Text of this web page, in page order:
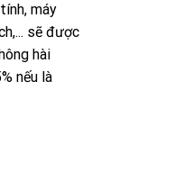
máy
sẽ được
hài
nếu là